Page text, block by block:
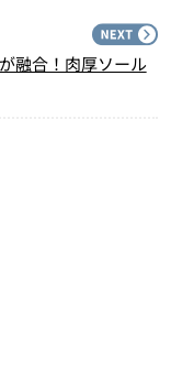
融合！肉厚ソール